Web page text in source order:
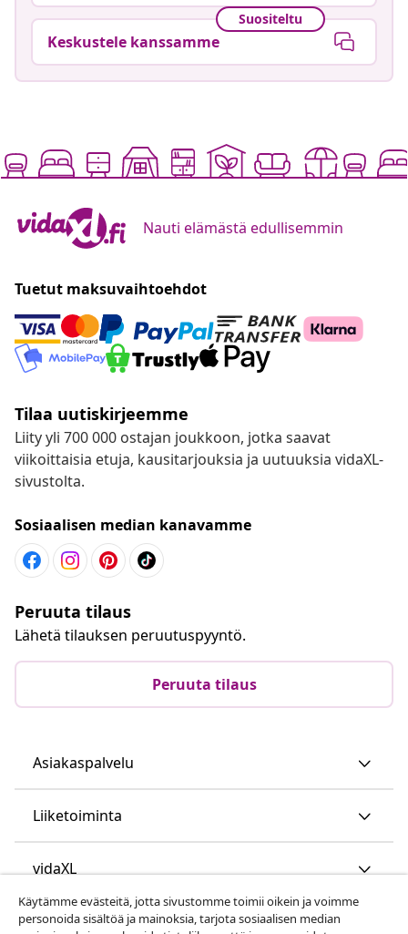
Suositeltu
Keskustele kanssamme
Nauti elämästä edullisemmin
Tuetut maksuvaihtoehdot
Tilaa uutiskirjeemme
Liity yli 700 000 ostajan joukkoon, jotka saavat
viikoittaisia etuja, kausitarjouksia ja uutuuksia vidaXL-
sivustolta.
Sosiaalisen median kanavamme
Peruuta tilaus
Lähetä tilauksen peruutuspyyntö.
Peruuta tilaus
Asiakaspalvelu
Liiketoiminta
vidaXL
Löydä lisää
Käytämme evästeitä, jotta sivustomme toimii oikein ja voimme
personoida sisältöä ja mainoksia, tarjota sosiaalisen median